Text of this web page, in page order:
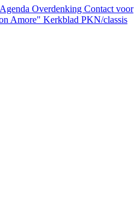
Agenda Overdenking Contact voor
Amore" Kerkblad PKN/classis